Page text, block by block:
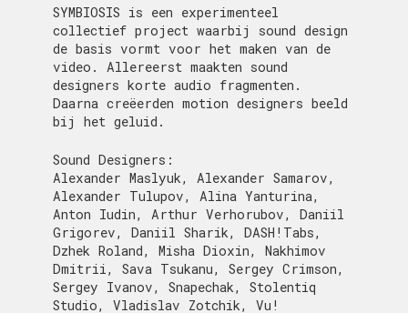
SYMBIOSIS is een experimenteel
collectief project waarbij sound design
de basis vormt voor het maken van de
video. Allereerst maakten sound
designers korte audio fragmenten.
Daarna creëerden motion designers beeld
bij het geluid.
Sound Designers:
Alexander Maslyuk, Alexander Samarov,
Alexander Tulupov, Alina Yanturina,
Anton Iudin, Arthur Verhorubov, Daniil
Grigorev, Daniil Sharik, DASH!Tabs,
Dzhek Roland, Misha Dioxin, Nakhimov
Dmitrii, Sava Tsukanu, Sergey Crimson,
Sergey Ivanov, Snapechak, Stolentiq
Studio, Vladislav Zotchik, Vu!